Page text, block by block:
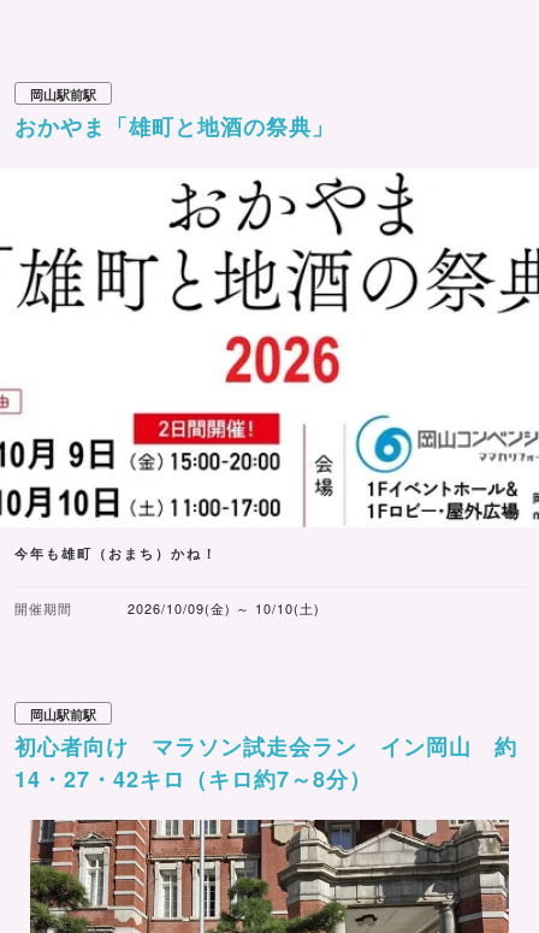
岡山駅前駅
おかやま「雄町と地酒の祭典」
今年も雄町（おまち）かね！
開催期間 2026/10/09(金) ～ 10/10(土)
岡山駅前駅
初心者向け マラソン試走会ラン イン岡山 約
14・27・42キロ（キロ約7～8分）